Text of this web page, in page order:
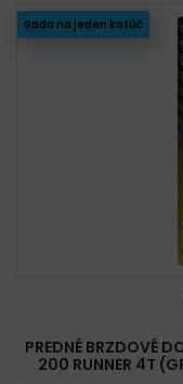
Sada na jeden kotúč
PREDNÉ BRZDOVÉ
200 RUNNER 4T